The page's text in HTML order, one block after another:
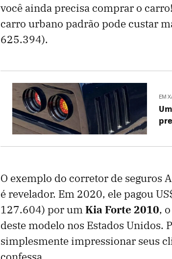
você ainda precisa comprar o
carro urbano padrão pode custar
625.394).
EM
O exemplo do corretor de seguros
é revelador. Em 2020, ele pagou
127.604) por umKia Forte 2010,
deste modelo nos Estados Unidos.
simplesmente impressionar seus